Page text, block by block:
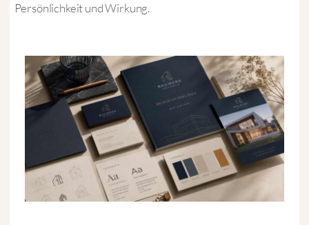
Persönlichkeit und Wirkung.